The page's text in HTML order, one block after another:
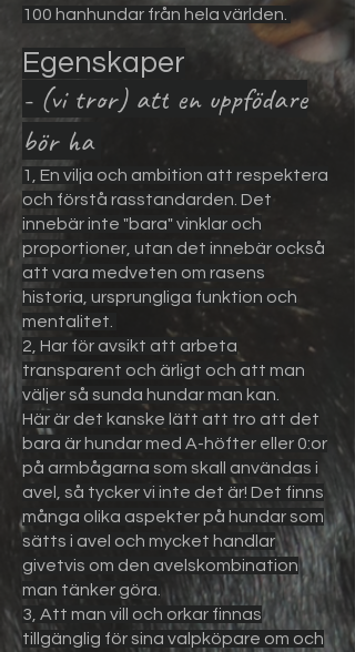
100 hanhundar från hela världen.
Egenskaper
- (vi tror) att en uppfödare
bör ha
1, En vilja och ambition att respektera
och förstå rasstandarden. Det
innebär inte "bara" vinklar och
proportioner, utan det innebär också
att vara medveten om rasens
historia, ursprungliga funktion och
mentalitet.
2, Har för avsikt att arbeta
transparent och ärligt och att man
väljer så sunda hundar man kan.
Här är det kanske lätt att tro att det
bara är hundar med A-höfter eller 0:or
på armbågarna som skall användas i
avel, så tycker vi inte det är! Det finns
många olika aspekter på hundar som
sätts i avel och mycket handlar
givetvis om den avelskombination
man tänker göra.
3, Att man vill och orkar finnas
tillgänglig för sina valpköpare om och